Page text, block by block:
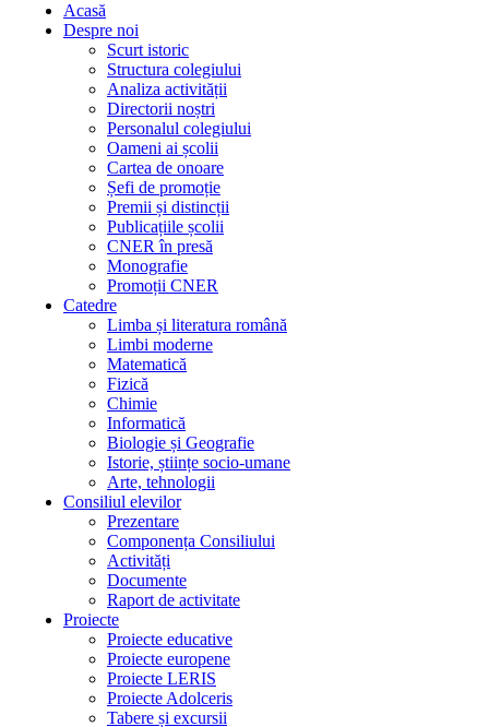
Acasă
Despre noi
Scurt istoric
Structura colegiului
Analiza activității
Directorii noștri
Personalul colegiului
Oameni ai școlii
Cartea de onoare
Șefi de promoție
Premii și distincții
Publicațiile școlii
CNER în presă
Monografie
Promoții CNER
Catedre
Limba și literatura română
Limbi moderne
Matematică
Fizică
Chimie
Informatică
Biologie și Geografie
Istorie, științe socio-umane
Arte, tehnologii
Consiliul elevilor
Prezentare
Componența Consiliului
Activități
Documente
Raport de activitate
Proiecte
Proiecte educative
Proiecte europene
Proiecte LERIS
Proiecte Adolceris
Tabere și excursii